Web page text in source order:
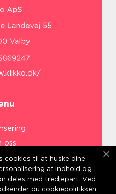
oss
oss
cookies til at huske dine
af indhold og
deles med tredjepart. Ved
du cookiepolitikken.